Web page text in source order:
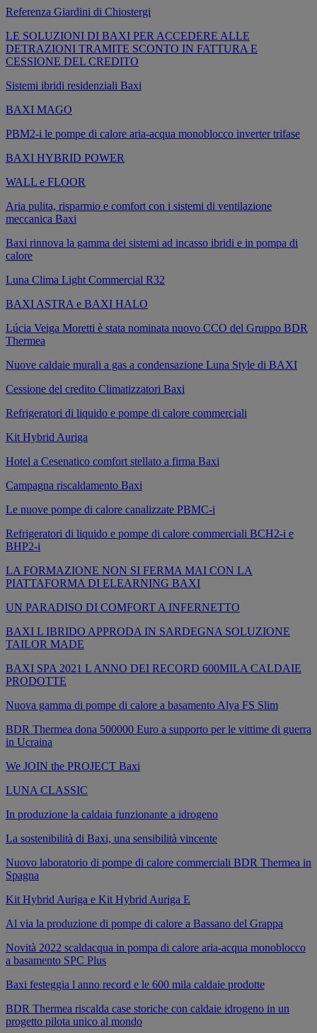
Referenza Giardini di Chiostergi
LE SOLUZIONI DI BAXI PER ACCEDERE ALLE
DETRAZIONI TRAMITE SCONTO IN FATTURA E
CESSIONE DEL CREDITO
Sistemi ibridi residenziali Baxi
BAXI MAGO
PBM2-i le pompe di calore aria-acqua monoblocco inverter trifase
BAXI HYBRID POWER
WALL e FLOOR
Aria pulita, risparmio e comfort con i sistemi di ventilazione
meccanica Baxi
Baxi rinnova la gamma dei sistemi ad incasso ibridi e in pompa di
calore
Luna Clima Light Commercial R32
BAXI ASTRA e BAXI HALO
Lúcia Veiga Moretti è stata nominata nuovo CCO del Gruppo BDR
Thermea
Nuove caldaie murali a gas a condensazione Luna Style di BAXI
Cessione del credito Climatizzatori Baxi
Refrigeratori di liquido e pompe di calore commerciali
Kit Hybrid Auriga
Hotel a Cesenatico comfort stellato a firma Baxi
Campagna riscaldamento Baxi
Le nuove pompe di calore canalizzate PBMC-i
Refrigeratori di liquido e pompe di calore commerciali BCH2-i e
BHP2-i
LA FORMAZIONE NON SI FERMA MAI CON LA
PIATTAFORMA DI ELEARNING BAXI
UN PARADISO DI COMFORT A INFERNETTO
BAXI L IBRIDO APPRODA IN SARDEGNA SOLUZIONE
TAILOR MADE
BAXI SPA 2021 L ANNO DEI RECORD 600MILA CALDAIE
PRODOTTE
Nuova gamma di pompe di calore a basamento Alya FS Slim
BDR Thermea dona 500000 Euro a supporto per le vittime di guerra
in Ucraina
We JOIN the PROJECT Baxi
LUNA CLASSIC
In produzione la caldaia funzionante a idrogeno
La sostenibilità di Baxi, una sensibilità vincente
Nuovo laboratorio di pompe di calore commerciali BDR Thermea in
Spagna
Kit Hybrid Auriga e Kit Hybrid Auriga E
Al via la produzione di pompe di calore a Bassano del Grappa
Novità 2022 scaldacqua in pompa di calore aria-acqua monoblocco
a basamento SPC Plus
Baxi festeggia l anno record e le 600 mila caldaie prodotte
BDR Thermea riscalda case storiche con caldaie idrogeno in un
progetto pilota unico al mondo